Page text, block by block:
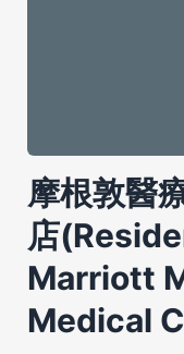
摩根敦醫
店
Marriott
Medical